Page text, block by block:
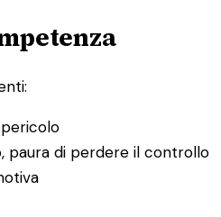
paura di perdere il controllo